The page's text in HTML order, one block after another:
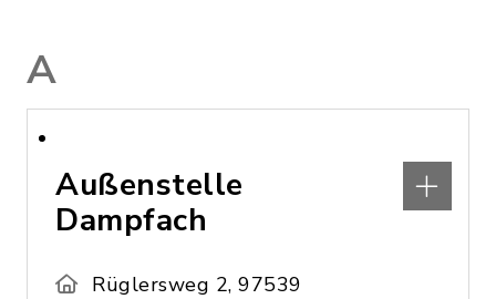
A
Außenstelle
Dampfach
Rüglersweg 2, 97539